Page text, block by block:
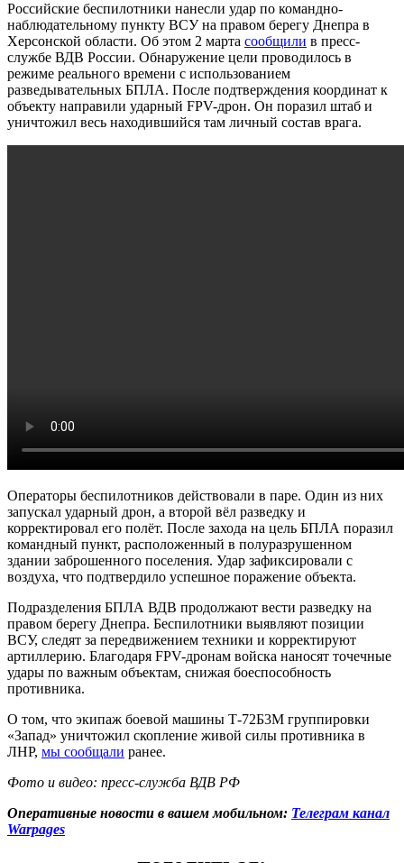
Российские беспилотники нанесли удар по командно-
наблюдательному пункту ВСУ на правом берегу Днепра в
Херсонской области. Об этом 2 марта сообщили в пресс-
службе ВДВ России. Обнаружение цели проводилось в
режиме реального времени с использованием
разведывательных БПЛА. После подтверждения координат к
объекту направили ударный FPV-дрон. Он поразил штаб и
уничтожил весь находившийся там личный состав врага.
Операторы беспилотников действовали в паре. Один из них
запускал ударный дрон, а второй вёл разведку и
корректировал его полёт. После захода на цель БПЛА поразил
командный пункт, расположенный в полуразрушенном
здании заброшенного поселения. Удар зафиксировали с
воздуха, что подтвердило успешное поражение объекта.
Подразделения БПЛА ВДВ продолжают вести разведку на
правом берегу Днепра. Беспилотники выявляют позиции
ВСУ, следят за передвижением техники и корректируют
артиллерию. Благодаря FPV-дронам войска наносят точечные
удары по важным объектам, снижая боеспособность
противника.
О том, что экипаж боевой машины Т-72Б3М группировки
«Запад» уничтожил скопление живой силы противника в
ЛНР, мы сообщали ранее.
Фото и видео: пресс-служба ВДВ РФ
Оперативные новости в вашем мобильном: Телеграм канал
Warpages